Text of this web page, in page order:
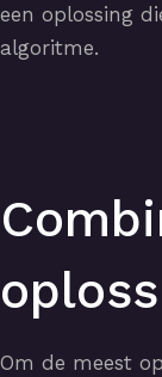
een oplossing
algoritme.
Om de meest